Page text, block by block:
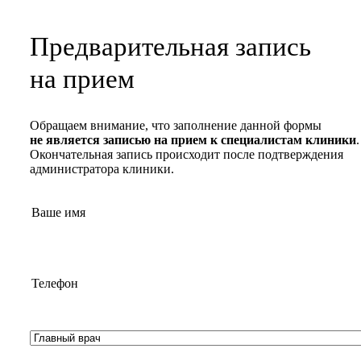
Предварительная запись
на прием
Обращаем внимание, что заполнение данной формы
не является записью на прием к специалистам клиники.
Окончательная запись происходит после подтверждения
администратора клиники.